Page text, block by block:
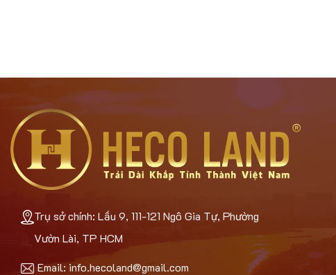
Trụ sở chính: Lầu 9, 111-121 Ngô Gia Tự, Phường
Vườn Lài, TP HCM
Email: info.hecoland@gmail.com